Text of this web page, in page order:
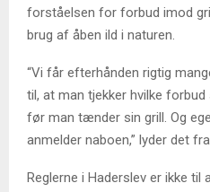
forståelsen for forbud imod
brug af åben ild i naturen.
“Vi får efterhånden rigtig
til, at man tjekker hvilke
før man tænder sin grill. Og
anmelder naboen,” lyder det
Reglerne i Haderslev er ikke til